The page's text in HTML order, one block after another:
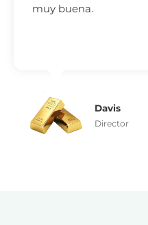
muy buena.
Davis
Director